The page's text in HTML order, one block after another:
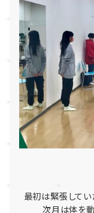
最初は緊張してい
次月は体を